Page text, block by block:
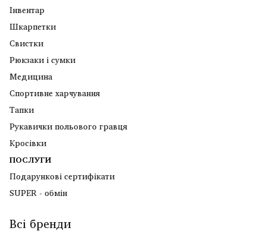
Інвентар
Шкарпетки
Свистки
Рюкзаки і сумки
Медицина
Спортивне харчування
Тапки
Рукавички польового гравця
Кросівки
ПОСЛУГИ
Подарунковi сертифiкати
SUPER - обмiн
Всі бренди